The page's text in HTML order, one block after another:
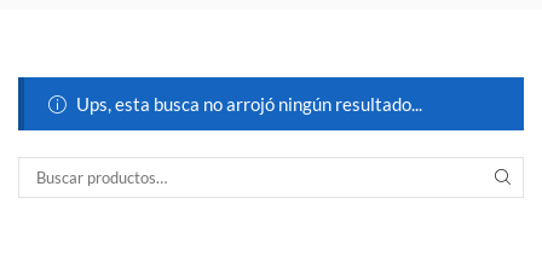
Ups, esta busca no arrojó ningún resultado...